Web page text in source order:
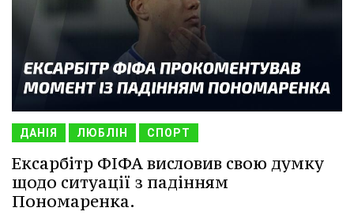
ДАНІЯ ЛЮБЛІН СПОРТ
Ексарбітр ФІФА висловив свою думку
щодо ситуації з падінням
Пономаренка.